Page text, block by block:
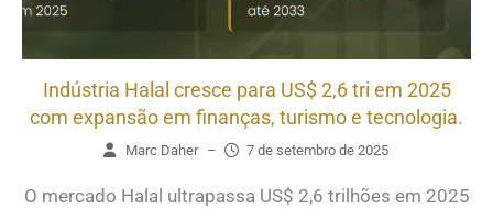
Indústria Halal cresce para US$ 2,6 tri em 2025
com expansão em finanças, turismo e tecnologia.
Marc Daher – 7 de setembro de 2025
O mercado Halal ultrapassa US$ 2,6 trilhões em 2025